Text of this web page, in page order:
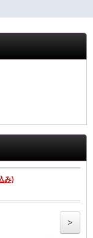
場合がございます。
す。
み)
>